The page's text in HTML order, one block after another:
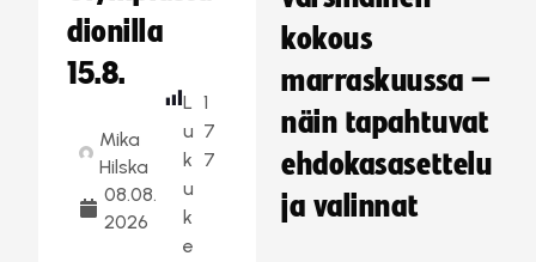
dionilla
15.8.
Mika
Hilska
08.08.
2026
L
u
k
u
k
e
1
7
7
kokous
marraskuussa –
näin tapahtuvat
ehdokasasettelu
ja valinnat